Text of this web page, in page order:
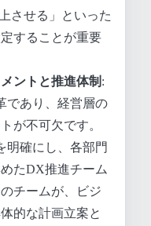
させる」といった
することが重要
ントと推進体制 :
であり、経営層の
が不可欠です。
明確にし、各部門
たDX推進チーム
チームが、ビジ
的な計画立案と